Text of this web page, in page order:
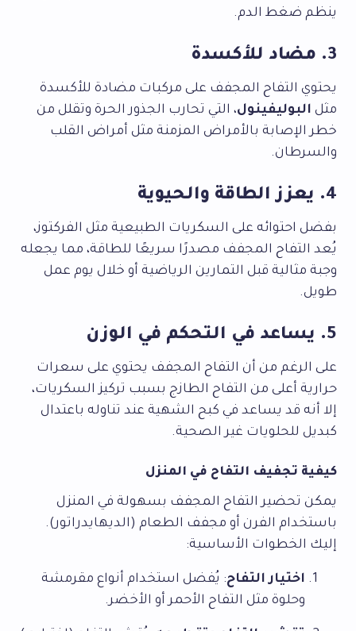
ينظم ضغط الدم.
3. مضاد للأكسدة
يحتوي التفاح المجفف على مركبات مضادة للأكسدة
مثل البوليفينول، التي تحارب الجذور الحرة وتقلل من
خطر الإصابة بالأمراض المزمنة مثل أمراض القلب
والسرطان.
4. يعزز الطاقة والحيوية
بفضل احتوائه على السكريات الطبيعية مثل الفركتوز،
يُعد التفاح المجفف مصدرًا سريعًا للطاقة، مما يجعله
وجبة مثالية قبل التمارين الرياضية أو خلال يوم عمل
طويل.
5. يساعد في التحكم في الوزن
على الرغم من أن التفاح المجفف يحتوي على سعرات
حرارية أعلى من التفاح الطازج بسبب تركيز السكريات،
إلا أنه قد يساعد في كبح الشهية عند تناوله باعتدال
كبديل للحلويات غير الصحية.
كيفية تجفيف التفاح في المنزل
يمكن تحضير التفاح المجفف بسهولة في المنزل
باستخدام الفرن أو مجفف الطعام (الديهايدراتور).
إليك الخطوات الأساسية:
اختيار التفاح: يُفضل استخدام أنواع مقرمشة
وحلوة مثل التفاح الأحمر أو الأخضر.